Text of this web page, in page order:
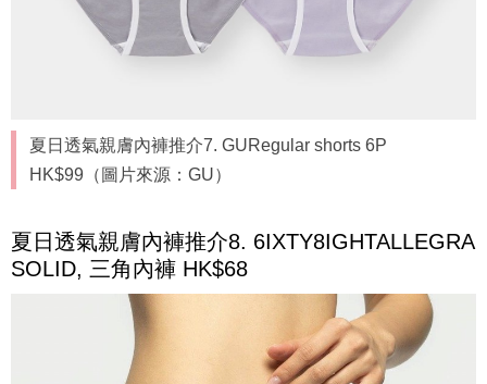
夏日透氣親膚內褲推介7. GURegular shorts 6P
HK$99（圖片來源：GU）
夏日透氣親膚內褲推介8. 6IXTY8IGHTALLEGRA
SOLID, 三角內褲 HK$68